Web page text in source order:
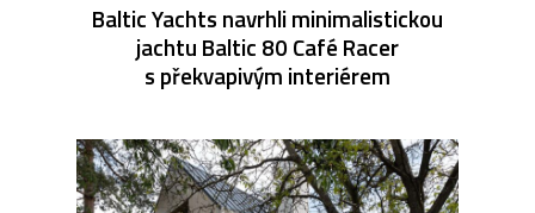
Baltic Yachts navrhli minimalistickou
jachtu Baltic 80 Café Racer
s překvapivým interiérem